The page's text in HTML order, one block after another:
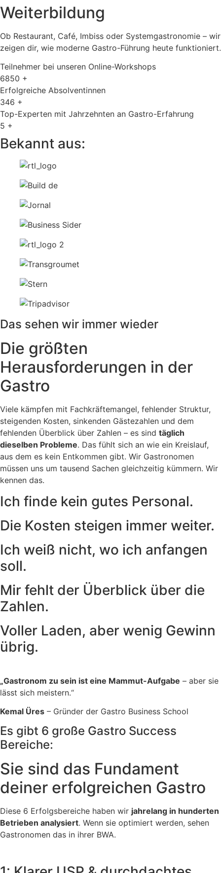
Weiterbildung
Ob Restaurant, Café, Imbiss oder Systemgastronomie – wir
zeigen dir, wie moderne Gastro-Führung heute funktioniert.
Teilnehmer bei unseren Online-Workshops
6850 +
Erfolgreiche Absolventinnen
346 +
Top-Experten mit Jahrzehnten an Gastro-Erfahrung
5 +
Bekannt aus:
Das sehen wir immer wieder
Die größten
Herausforderungen in der
Gastro
Viele kämpfen mit Fachkräftemangel, fehlender Struktur,
steigenden Kosten, sinkenden Gästezahlen und dem
fehlenden Überblick über Zahlen – es sind täglich
dieselben Probleme. Das fühlt sich an wie ein Kreislauf,
aus dem es kein Entkommen gibt. Wir Gastronomen
müssen uns um tausend Sachen gleichzeitig kümmern. Wir
kennen das.
Ich finde kein gutes Personal.
Die Kosten steigen immer weiter.
Ich weiß nicht, wo ich anfangen
soll.
Mir fehlt der Überblick über die
Zahlen.
Voller Laden, aber wenig Gewinn
übrig.
„Gastronom zu sein ist eine Mammut-Aufgabe – aber sie
lässt sich meistern.“
Kemal Üres – Gründer der Gastro Business School
Es gibt 6 große Gastro Success
Bereiche:
Sie sind das Fundament
deiner erfolgreichen Gastro
Diese 6 Erfolgsbereiche haben wir jahrelang in hunderten
Betrieben analysiert. Wenn sie optimiert werden, sehen
Gastronomen das in ihrer BWA.